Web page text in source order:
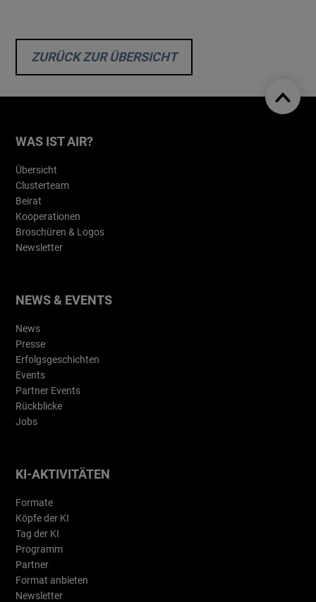
ZURÜCK ZUR ÜBERSICHT
WAS IST AIR?
Übersicht
Clusterteam
Beirat
Kooperationen
Broschüren & Logos
Newsletter
NEWS & EVENTS
News
Presse
Erfolgsgeschichten
Events
Partner Events
Rückblicke
Jobs
KI-AKTIVITÄTEN
Formate
Köpfe der KI
Tag der KI
Programm
Partner
Format anbieten
Newsletter